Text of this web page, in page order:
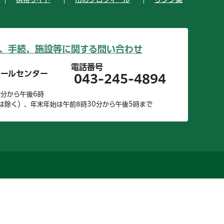
手続、施設等に関する問い合わせ
ルセンター
電話番号
043-245-4894
から午後6時
除く）、年末年始は午前8時30分から午後5時まで